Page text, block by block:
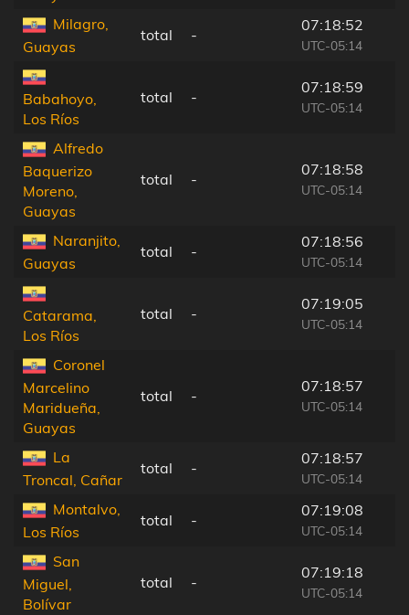
Milagro,
Guayas
total -
07:18:52
UTC-05:14
Babahoyo,
Los Ríos
total -
07:18:59
UTC-05:14
Alfredo
Baquerizo
Moreno,
Guayas
total -
07:18:58
UTC-05:14
Naranjito,
Guayas
total -
07:18:56
UTC-05:14
Catarama,
Los Ríos
total -
07:19:05
UTC-05:14
Coronel
Marcelino
Maridueña,
Guayas
total -
07:18:57
UTC-05:14
La
Troncal, Cañar
total -
07:18:57
UTC-05:14
Montalvo,
Los Ríos
total -
07:19:08
UTC-05:14
San
Miguel,
Bolívar
total -
07:19:18
UTC-05:14